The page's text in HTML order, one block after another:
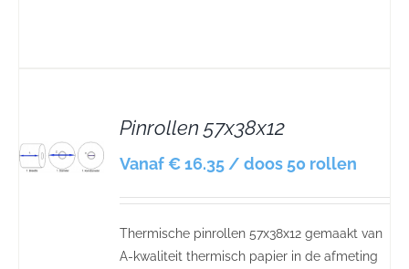
Pinrollen 57x38x12
Vanaf € 16.35 / doos 50 rollen
Thermische pinrollen 57x38x12 gemaakt van
A-kwaliteit thermisch papier in de afmeting